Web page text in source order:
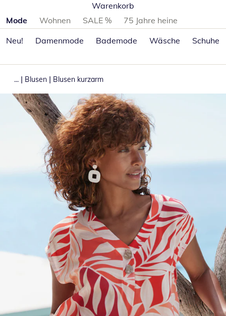
Warenkorb
Produktkategorien überspringen
Mode Wohnen SALE %
75 Jahre heine
Neu!
Damenmode Bademode Wäsche Schuhe
... | Blusen | Blusen kurzarm